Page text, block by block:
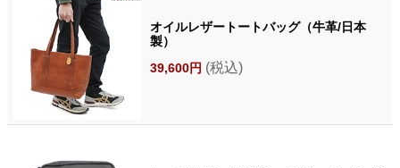
オイルレザートートバッグ（牛革/日本
製）
39,600円 (税込)